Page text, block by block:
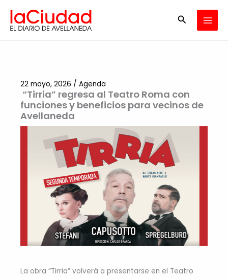
contenido
Buscar
“Tirria” regresa al Teatro Roma con
funciones y beneficios para vecinos de
Avellaneda
22 mayo, 2026 / Agenda
La obra “Tirria” volverá a presentarse en el Teatro